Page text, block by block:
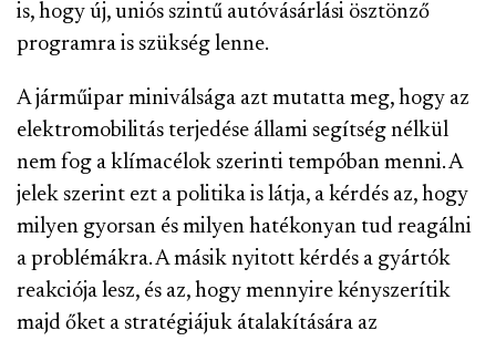
is, hogy új, uniós szintű autóvásárlási ösztönző
programra is szükség lenne.
A járműipar miniválsága azt mutatta meg, hogy az
elektromobilitás terjedése állami segítség nélkül
nem fog a klímacélok szerinti tempóban menni. A
jelek szerint ezt a politika is látja, a kérdés az, hogy
milyen gyorsan és milyen hatékonyan tud reagálni
a problémákra. A másik nyitott kérdés a gyártók
reakciója lesz, és az, hogy mennyire kényszerítik
majd őket a stratégiájuk átalakítására az